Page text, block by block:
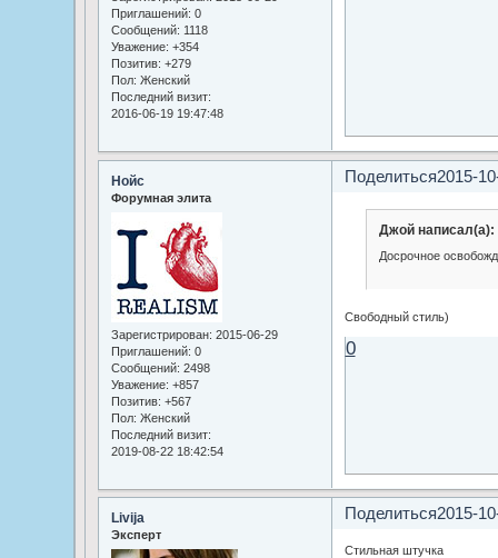
Приглашений: 0
Сообщений: 1118
Уважение: +354
Позитив: +279
Пол: Женский
Последний визит:
2016-06-19 19:47:48
Поделиться2015-
Нойс
Форумная элита
Зарегистрирован: 2015-06-29
Приглашений: 0
Сообщений: 2498
Уважение: +857
Позитив: +567
Пол: Женский
Последний визит:
2019-08-22 18:42:54
Джой написал(а):
Досрочное
Свободный стиль)
0
Поделиться2015-
Livija
Эксперт
Стильная штучка